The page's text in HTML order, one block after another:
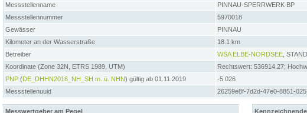
Messstellenname
PINNAU-SPERRWERK BP
Messstellennummer
5970018
Gewässer
PINNAU
Kilometer an der Wasserstraße
18.1 km
Betreiber
WSA ELBE-NORDSEE ,
Koordinate (Zone 32N, ETRS 1989, UTM)
Rechtswert: 536914.27;
PNP (DE_DHHN2016_NH_SH m. ü. NHN) gültig ab 01.11.2019
-5.026
Messstellenuuid
26259e8f-7d2d-47e0-8851-
Messwertgeber am Pegel